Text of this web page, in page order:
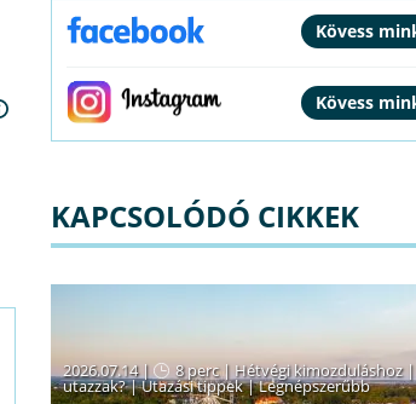
KAPCSOLÓDÓ CIKKEK
2026.07.14 | 8 perc| Hétvégi kimozduláshoz|
utazzak?|Utazási tippek|Legnépszerűbb